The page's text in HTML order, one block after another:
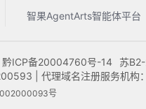
智果AgentArts智能体平台
黔ICP备20004760号-14 苏
| 代理域名注册服务机构
号